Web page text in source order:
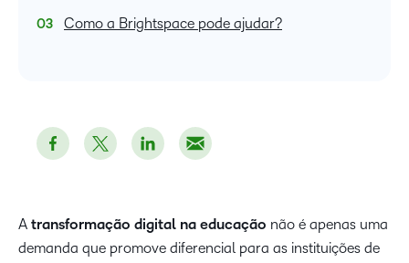
A transformação digital na educação não é apenas uma
demanda que promove diferencial para as instituições de
Como a Brightspace pode ajudar?